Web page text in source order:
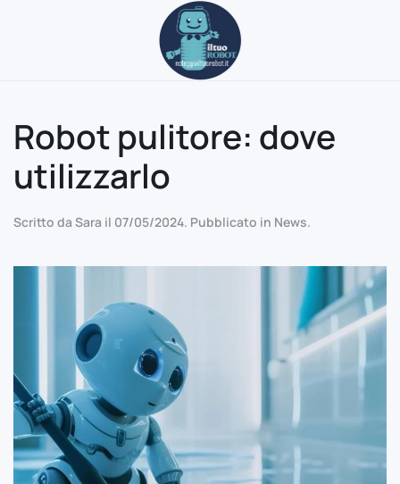
Passa al contenuto principale
Robot pulitore: dove
utilizzarlo
Scritto da Sara il 07/05/2024. Pubblicato in News.